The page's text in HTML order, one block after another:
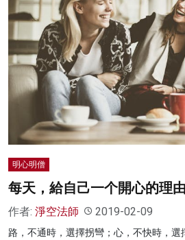
明心明僧
每天，給自己一个開心的理由
作者: 淨空法師 2019-02-09
路，不通時，選擇拐彎；心，不快時，